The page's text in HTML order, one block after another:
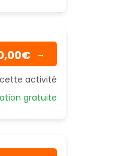
→
activité
gratuite